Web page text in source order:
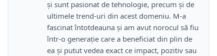
și sunt pasionat de tehnologie, precum și de
ultimele trend-uri din acest domeniu. M-a
fascinat întotdeauna și am avut norocul să fiu
într-o generație care a beneficiat din plin de
ea și putut vedea exact ce impact, pozitiv sau